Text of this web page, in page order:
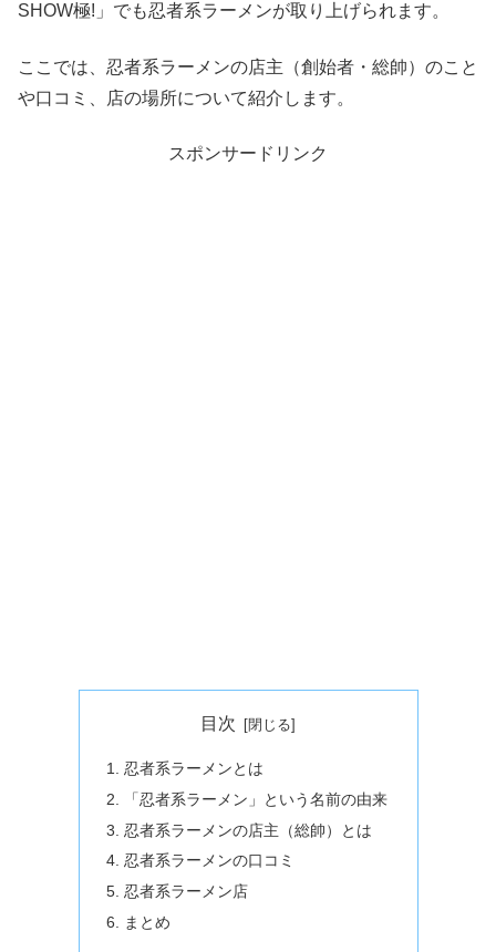
SHOW極!」でも忍者系ラーメンが取り上げられます。
ここでは、忍者系ラーメンの店主（創始者・総帥）のこと
や口コミ、店の場所について紹介します。
スポンサードリンク
目次
忍者系ラーメンとは
「忍者系ラーメン」という名前の由来
忍者系ラーメンの店主（総帥）とは
忍者系ラーメンの口コミ
忍者系ラーメン店
まとめ